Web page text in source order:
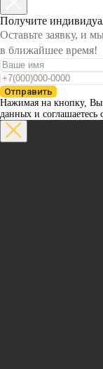
Получите
Оставьте заявку, и
в ближайшее время!
Отправить
Нажимая на кнопку, Вы
данных и соглашаетесь